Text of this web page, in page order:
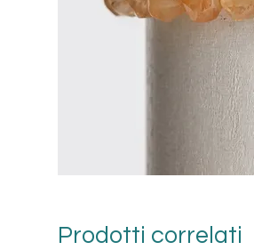
Prodotti correlati